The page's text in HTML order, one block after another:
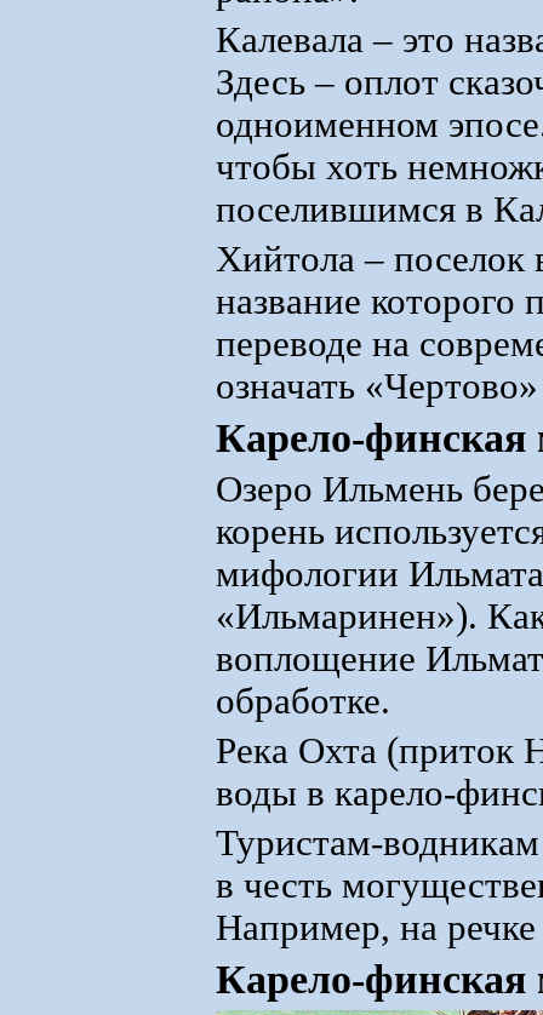
Калевала – это
Здесь – оплот
одноименном
чтобы хоть
поселившимся в
Хийтола – поселок
название
переводе на
означать
Карело-финская
Озеро Ильмень
корень
мифологии
«Ильмаринен»).
воплощение
обработке.
Река Охта (приток
воды в карело-
Туристам-
в честь
Например, на
Карело-финская